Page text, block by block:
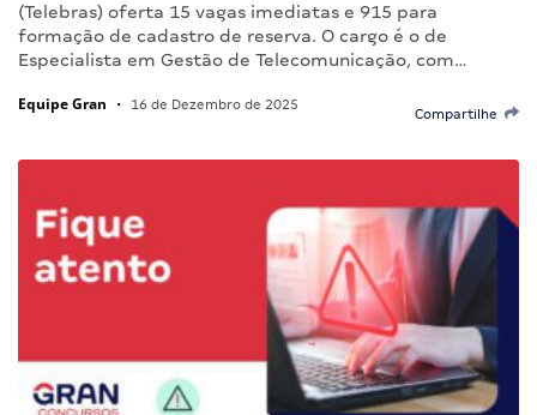
(Telebras) oferta 15 vagas imediatas e 915 para
formação de cadastro de reserva. O cargo é o de
Especialista em Gestão de Telecomunicação, com…
Equipe Gran • 16 de Dezembro de 2025
Compartilhe